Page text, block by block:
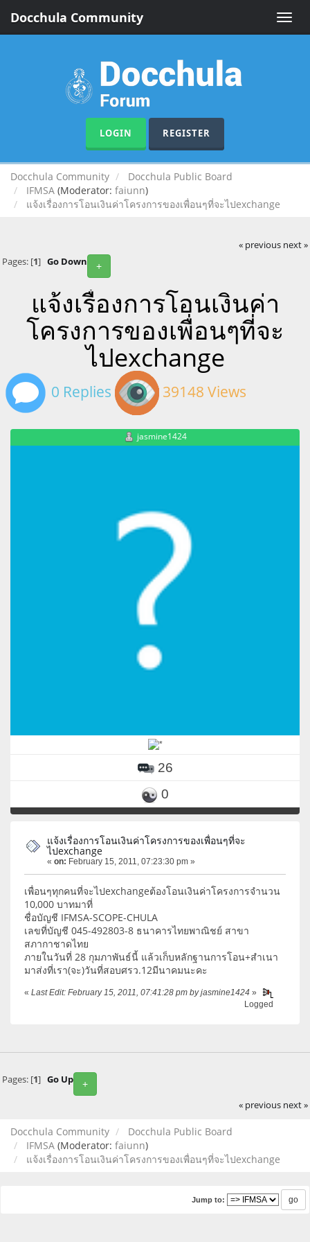
Toggle
Docchula Community
LOGIN REGISTER
Docchula Community
Docchula Public Board
IFMSA (Moderator: faiunn)
แจ้งเรื่องการโอนเงินค่าโครงการของเพื่อนๆที่จะไปexchange
« previous next »
+
Pages: [1] Go Down
แจ้งเรื่องการโอนเงินค่า
โครงการของเพื่อนๆที่จะ
ไปexchange
0 Replies 39148 Views
jasmine1424
26
0
แจ้งเรื่องการโอนเงินค่าโครงการของเพื่อนๆที่จะ
ไปexchange
« on: February 15, 2011, 07:23:30 pm »
เพื่อนๆทุกคนที่จะไปexchangeต้องโอนเงินค่าโครงการจำนวน
10,000 บาทมาที่
ชื่อบัญชี IFMSA-SCOPE-CHULA
เลขที่บัญชี 045-492803-8 ธนาคารไทยพาณิชย์ สาขา
สภากาชาดไทย
ภายในวันที่ 28 กุมภาพันธ์นี้ แล้วเก็บหลักฐานการโอน+สำเนา
มาส่งที่เรา(จะ)วันที่สอบศรว.12มีนาคมนะคะ
« Last Edit: February 15, 2011, 07:41:28 pm by jasmine1424 »
Logged
+
Pages: [1] Go Up
« previous next »
Docchula Community
Docchula Public Board
IFMSA (Moderator: faiunn)
แจ้งเรื่องการโอนเงินค่าโครงการของเพื่อนๆที่จะไปexchange
Jump to: